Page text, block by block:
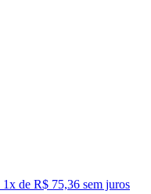
1x de R$ 75,36 sem juros